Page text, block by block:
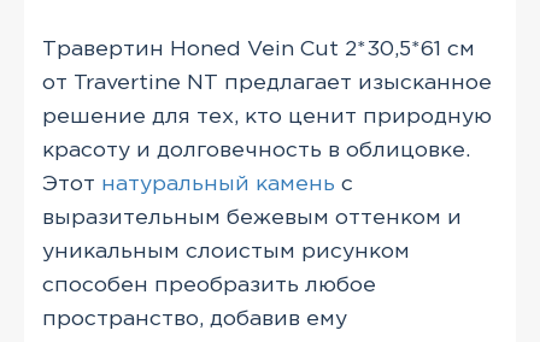
Травертин Honed Vein Cut 2*30,5*61 см
от Travertine NT предлагает изысканное
решение для тех, кто ценит природную
красоту и долговечность в облицовке.
Этот натуральный камень с
выразительным бежевым оттенком и
уникальным слоистым рисунком
способен преобразить любое
пространство, добавив ему